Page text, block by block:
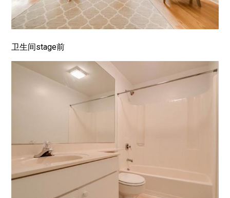
卫生间stage前